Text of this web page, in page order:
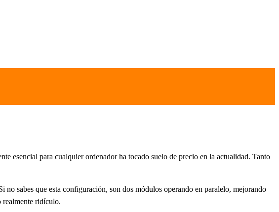
esencial para cualquier ordenador ha tocado suelo de precio en la actualidad. Tanto
sabes que esta configuración, son dos módulos operando en paralelo, mejorando
realmente ridículo.